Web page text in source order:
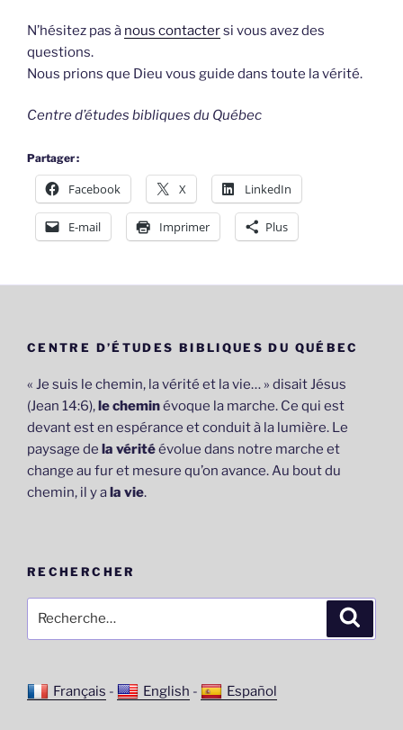
N’hésitez pas à nous contactersi vous avez des
questions.
Nous prions que Dieu vous guide dans toute la vérité.
Centre d’études bibliques du Québec
Partager :
Facebook X LinkedIn
E-mail Imprimer Plus
CENTRE D’ÉTUDES BIBLIQUES DU QUÉBEC
« Je suis le chemin, la vérité et la vie… » disait Jésus
(Jean 14:6),le cheminévoque la marche. Ce qui est
devant est en espérance et conduit à la lumière. Le
paysage de la véritéévolue dans notre marche et
change au fur et mesure qu’on avance. Au bout du
chemin, il y ala vie.
RECHERCHER
pour
Français - English - Español